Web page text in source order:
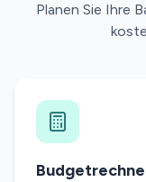
Planen Sie Ihre